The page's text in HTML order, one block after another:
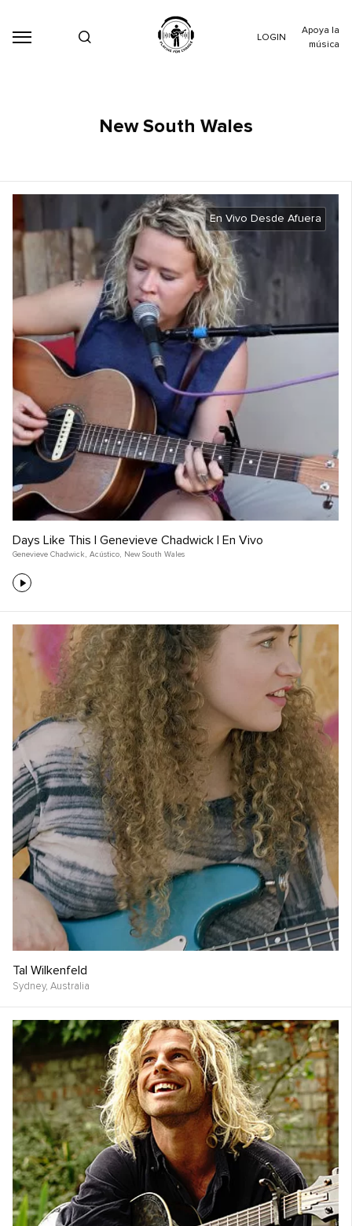
LOGIN
Apoya la
música
New South Wales
En Vivo Desde Afuera
Days Like This | Genevieve Chadwick | En Vivo
Genevieve Chadwick , Acústico, New South Wales
Tal Wilkenfeld
Sydney, Australia